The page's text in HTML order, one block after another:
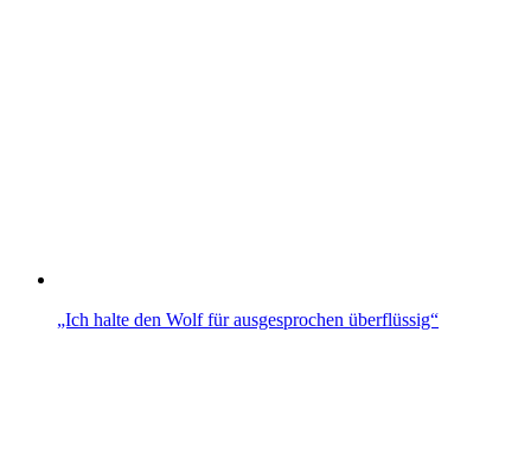
„Ich halte den Wolf für ausgesprochen überflüssig“